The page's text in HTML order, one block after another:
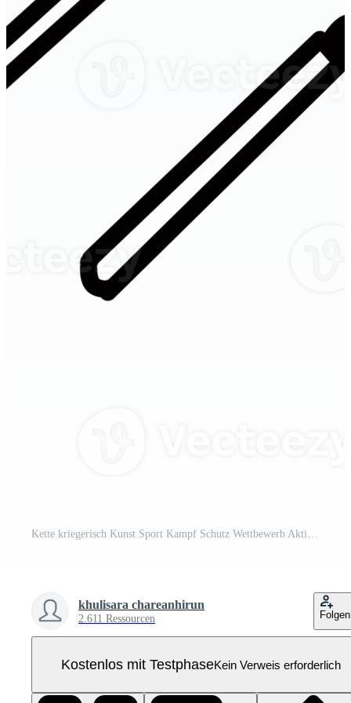
Kette kriegerisch Kunst Sport Kampf Schutz Wettbewerb Aktivität Werkzeug Pro PNG
khulisara chareanhirun
2.611 Ressourcen Folgen
Kostenlos mit TestphaseKein Verweis erforderlich